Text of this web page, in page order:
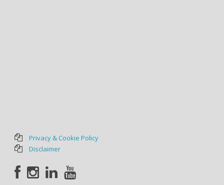
Privacy & Cookie Policy
Disclaimer